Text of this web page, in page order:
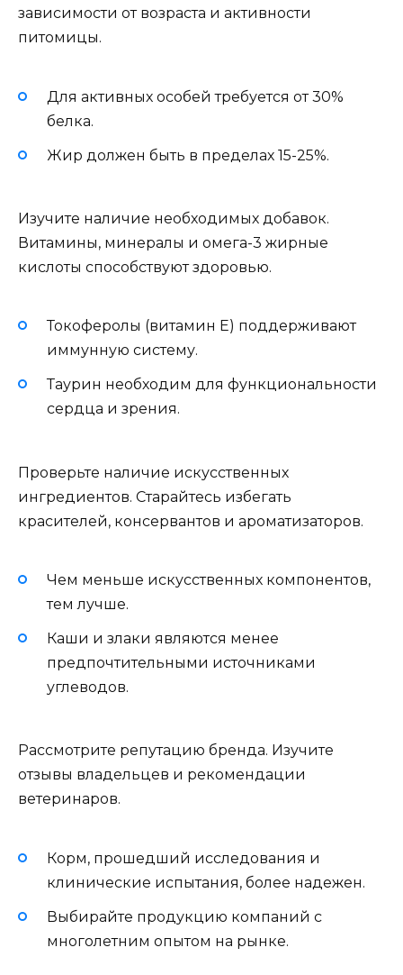
зависимости от возраста и активности
питомицы.
Для активных особей требуется от 30%
белка.
Жир должен быть в пределах 15-25%.
Изучите наличие необходимых добавок.
Витамины, минералы и омега-3 жирные
кислоты способствуют здоровью.
Токоферолы (витамин E) поддерживают
иммунную систему.
Таурин необходим для функциональности
сердца и зрения.
Проверьте наличие искусственных
ингредиентов. Старайтесь избегать
красителей, консервантов и ароматизаторов.
Чем меньше искусственных компонентов,
тем лучше.
Каши и злаки являются менее
предпочтительными источниками
углеводов.
Рассмотрите репутацию бренда. Изучите
отзывы владельцев и рекомендации
ветеринаров.
Корм, прошедший исследования и
клинические испытания, более надежен.
Выбирайте продукцию компаний с
многолетним опытом на рынке.